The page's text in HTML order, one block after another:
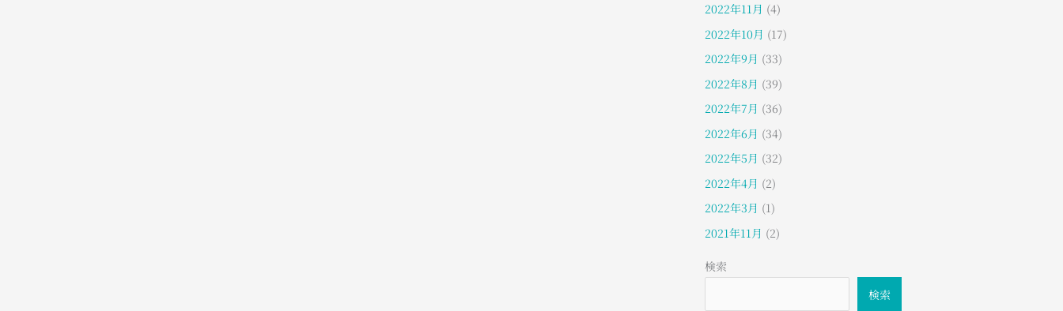
2022年11月 (4)
2022年10月 (17)
2022年9月 (33)
2022年8月 (39)
2022年7月 (36)
2022年6月 (34)
2022年5月 (32)
2022年4月 (2)
2022年3月 (1)
2021年11月 (2)
検索
検索